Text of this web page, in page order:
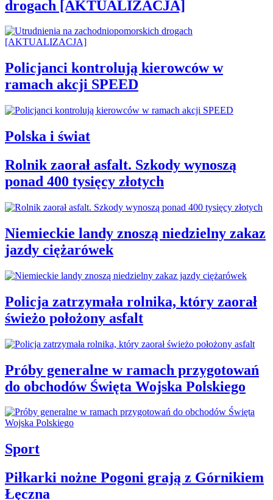
drogach [AKTUALIZACJA]
Policjanci kontrolują kierowców w
ramach akcji SPEED
Polska i świat
Rolnik zaorał asfalt. Szkody wynoszą
ponad 400 tysięcy złotych
Niemieckie landy znoszą niedzielny zakaz
jazdy ciężarówek
Policja zatrzymała rolnika, który zaorał
świeżo położony asfalt
Próby generalne w ramach przygotowań
do obchodów Święta Wojska Polskiego
Sport
Piłkarki nożne Pogoni grają z Górnikiem
Łęczna